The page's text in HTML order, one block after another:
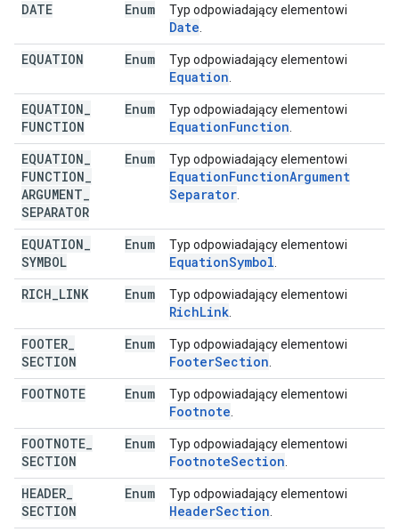
DATE Enum Typ odpowiadający elementowi
Date
EQUATION Enum Typ odpowiadający elementowi
Equation
EQUATION
FUNCTION
Enum Typ odpowiadający elementowi
EquationFunction
EQUATION
FUNCTION
ARGUMENT
SEPARATOR
Enum Typ odpowiadający elementowi
EquationFunctionArgument
Separator
EQUATION
SYMBOL
Enum Typ odpowiadający elementowi
EquationSymbol
RICH LINK Enum Typ odpowiadający elementowi
RichLink
FOOTER
SECTION
Enum Typ odpowiadający elementowi
FooterSection
FOOTNOTE Enum Typ odpowiadający elementowi
Footnote
FOOTNOTE
SECTION
Enum Typ odpowiadający elementowi
FootnoteSection
HEADER
SECTION
Enum Typ odpowiadający elementowi
HeaderSection